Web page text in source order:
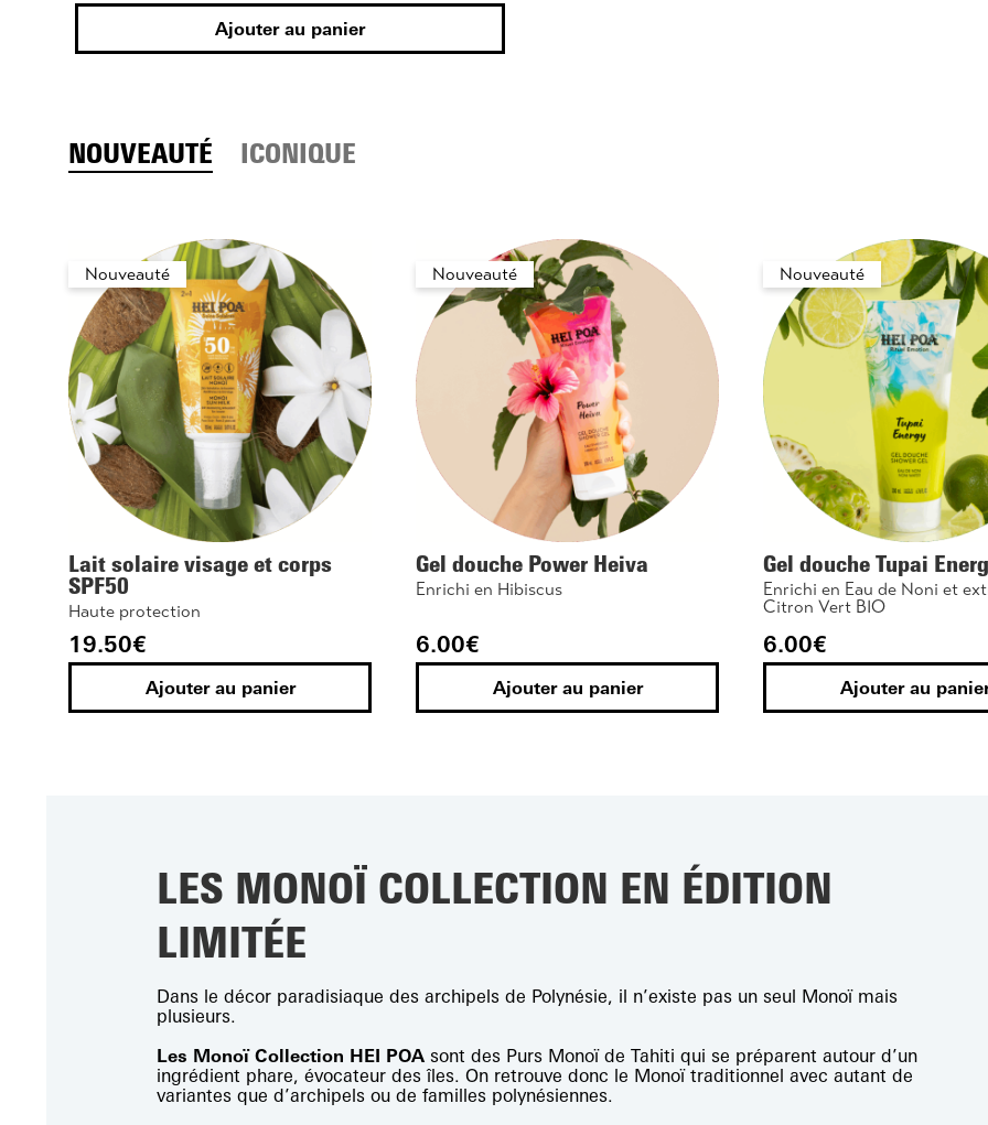
Ajouter au panier
NOUVEAUTÉ ICONIQUE
Nouveauté
Lait solaire visage et corps
SPF50
Haute protection
19.50€
Ajouter au panier
Nouveauté
Gel douche Power Heiva
Enrichi en Hibiscus
6.00€
Ajouter au panier
Nouveauté
Gel douche Tupai
Enrichi en Eau de Noni et
Citron Vert BIO
6.00€
Ajouter au
limitée 50 ans
3.50€
LES MONOÏ COLLECTION EN ÉDITION
LIMITÉE
Dans le décor paradisiaque des archipels de Polynésie, il n’existe pas un seul Monoï mais
plusieurs.
Les Monoï Collection HEI POA sont des Purs Monoï de Tahiti qui se préparent autour d’un
ingrédient phare, évocateur des îles. On retrouve donc le Monoï traditionnel avec autant de
variantes que d’archipels ou de familles polynésiennes.